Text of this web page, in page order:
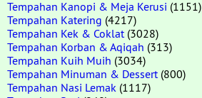
Tempahan Kanopi & Meja Kerusi (1151)
Tempahan Katering (4217)
Tempahan Kek & Coklat (3028)
Tempahan Korban & Aqiqah (313)
Tempahan Kuih Muih (3034)
Tempahan Minuman & Dessert (800)
Tempahan Nasi Lemak (1117)